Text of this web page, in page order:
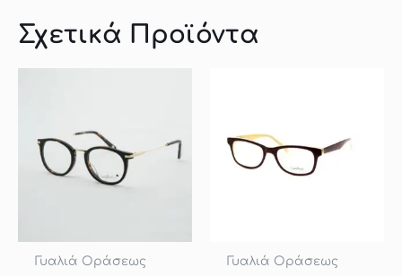
Σχετικά Προϊόντα
Γυαλιά Οράσεως Γυαλιά Οράσεως